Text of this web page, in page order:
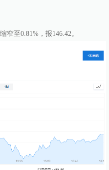
窄至0.81%，报146.42。